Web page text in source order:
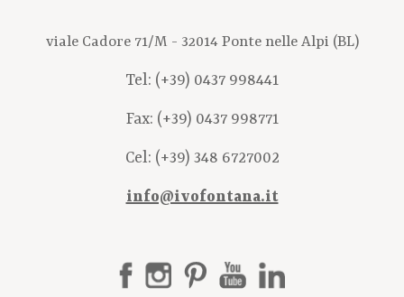
viale Cadore 71/M - 32014 Ponte nelle Alpi (BL)
Tel: (+39) 0437 998441
Fax: (+39) 0437 998771
Cel: (+39) 348 6727002
info@ivofontana.it